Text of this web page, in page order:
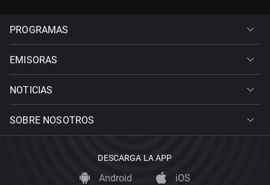
PROGRAMAS
EMISORAS
NOTICIAS
SOBRE NOSOTROS
DESCARGA LA APP
Android iOS